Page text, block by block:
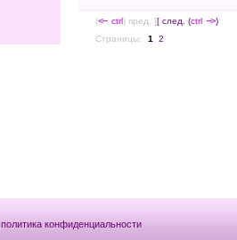
(<-- ctrl) пред. ][ след. (ctrl --> )
Страницы:
1 2
политика конфиденциальности